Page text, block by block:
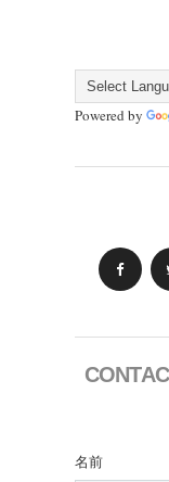
Powered by
名前